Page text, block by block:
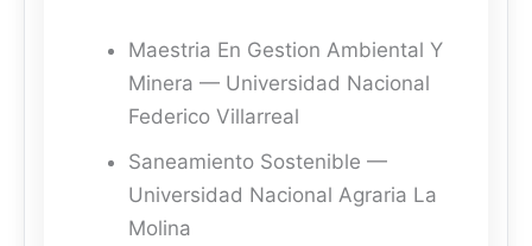
Maestria En Gestion Ambiental Y
Minera — Universidad Nacional
Federico Villarreal
Saneamiento Sostenible —
Universidad Nacional Agraria La
Molina